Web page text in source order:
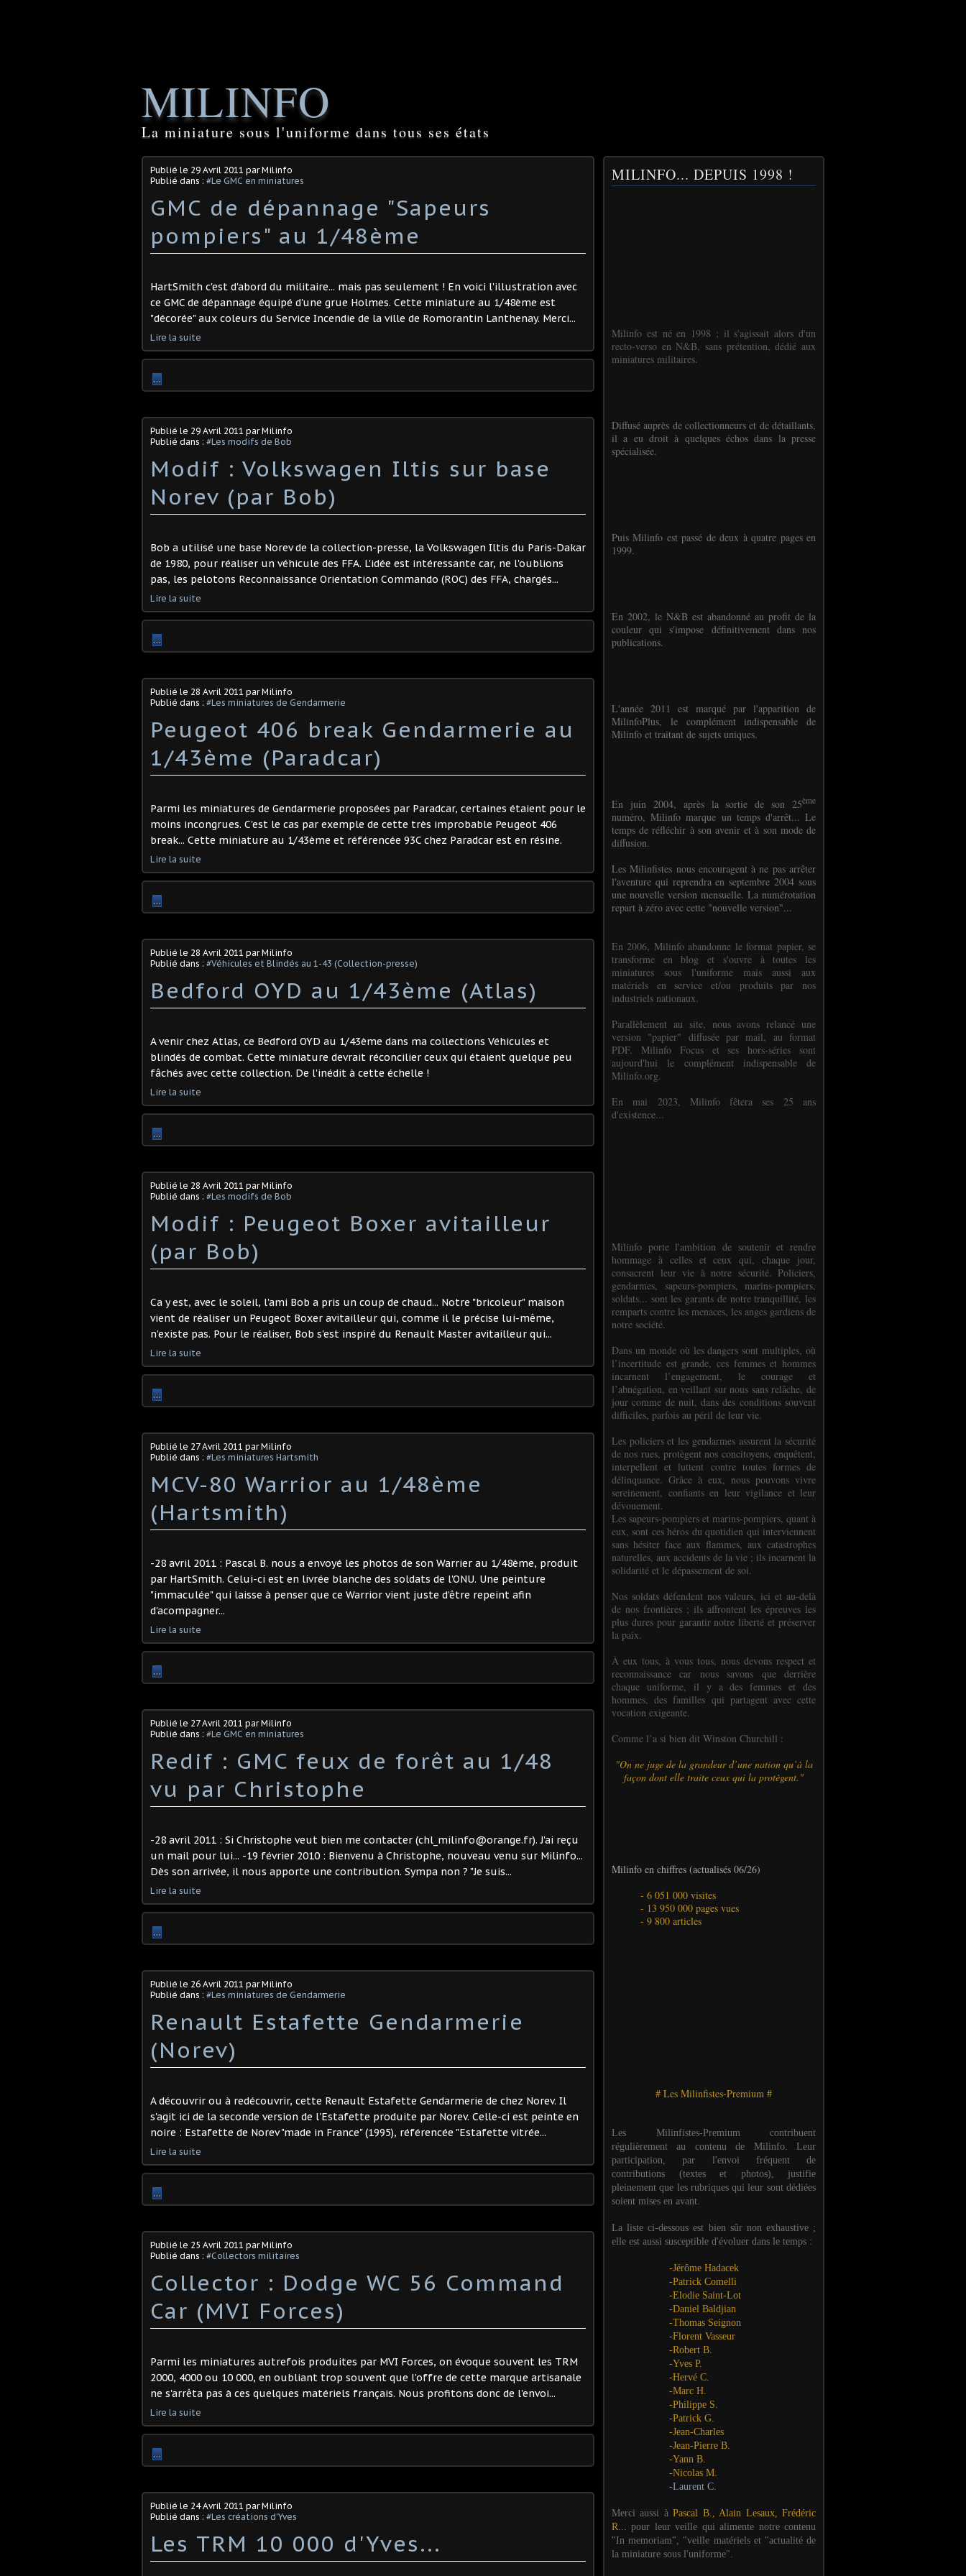
MILINFO
La miniature sous l'uniforme dans tous ses états
Publié le 29 Avril 2011 par Milinfo
Publié dans : #Le GMC en miniatures
GMC de dépannage "Sapeurs
pompiers" au 1/48ème
HartSmith c'est d'abord du militaire... mais pas seulement ! En voici l'illustration avec
ce GMC de dépannage équipé d'une grue Holmes. Cette miniature au 1/48ème est
"décorée" aux coleurs du Service Incendie de la ville de Romorantin Lanthenay. Merci...
Lire la suite
…
Publié le 29 Avril 2011 par Milinfo
Publié dans : #Les modifs de Bob
Modif : Volkswagen Iltis sur base
Norev (par Bob)
Bob a utilisé une base Norev de la collection-presse, la Volkswagen Iltis du Paris-Dakar
de 1980, pour réaliser un véhicule des FFA. L'idée est intéressante car, ne l'oublions
pas, les pelotons Reconnaissance Orientation Commando (ROC) des FFA, chargés...
Lire la suite
…
Publié le 28 Avril 2011 par Milinfo
Publié dans : #Les miniatures de Gendarmerie
Peugeot 406 break Gendarmerie au
1/43ème (Paradcar)
Parmi les miniatures de Gendarmerie proposées par Paradcar, certaines étaient pour le
moins incongrues. C'est le cas par exemple de cette très improbable Peugeot 406
break... Cette miniature au 1/43ème et référencée 93C chez Paradcar est en résine.
Lire la suite
…
Publié le 28 Avril 2011 par Milinfo
Publié dans : #Véhicules et Blindés au 1-43 (Collection-presse)
Bedford OYD au 1/43ème (Atlas)
A venir chez Atlas, ce Bedford OYD au 1/43ème dans ma collections Véhicules et
blindés de combat. Cette miniature devrait réconcilier ceux qui étaient quelque peu
fâchés avec cette collection. De l'inédit à cette échelle !
Lire la suite
…
Publié le 28 Avril 2011 par Milinfo
Publié dans : #Les modifs de Bob
Modif : Peugeot Boxer avitailleur
(par Bob)
Ca y est, avec le soleil, l'ami Bob a pris un coup de chaud... Notre "bricoleur" maison
vient de réaliser un Peugeot Boxer avitailleur qui, comme il le précise lui-même,
n'existe pas. Pour le réaliser, Bob s'est inspiré du Renault Master avitailleur qui...
Lire la suite
…
Publié le 27 Avril 2011 par Milinfo
Publié dans : #Les miniatures Hartsmith
MCV-80 Warrior au 1/48ème
(Hartsmith)
-28 avril 2011 : Pascal B. nous a envoyé les photos de son Warrier au 1/48ème, produit
par HartSmith. Celui-ci est en livrée blanche des soldats de l'ONU. Une peinture
"immaculée" qui laisse à penser que ce Warrior vient juste d'être repeint afin
d'acompagner...
Lire la suite
…
Publié le 27 Avril 2011 par Milinfo
Publié dans : #Le GMC en miniatures
Redif : GMC feux de forêt au 1/48
vu par Christophe
-28 avril 2011 : Si Christophe veut bien me contacter (chl_milinfo@orange.fr). J'ai reçu
un mail pour lui... -19 février 2010 : Bienvenu à Christophe, nouveau venu sur Milinfo...
Dès son arrivée, il nous apporte une contribution. Sympa non ? "Je suis...
Lire la suite
…
Publié le 26 Avril 2011 par Milinfo
Publié dans : #Les miniatures de Gendarmerie
Renault Estafette Gendarmerie
(Norev)
A découvrir ou à redécouvrir, cette Renault Estafette Gendarmerie de chez Norev. Il
s'agit ici de la seconde version de l'Estafette produite par Norev. Celle-ci est peinte en
noire : Estafette de Norev "made in France" (1995), référencée "Estafette vitrée...
Lire la suite
…
Publié le 25 Avril 2011 par Milinfo
Publié dans : #Collectors militaires
Collector : Dodge WC 56 Command
Car (MVI Forces)
Parmi les miniatures autrefois produites par MVI Forces, on évoque souvent les TRM
2000, 4000 ou 10 000, en oubliant trop souvent que l'offre de cette marque artisanale
ne s'arrêta pas à ces quelques matériels français. Nous profitons donc de l'envoi...
Lire la suite
…
Publié le 24 Avril 2011 par Milinfo
Publié dans : #Les créations d'Yves
Les TRM 10 000 d'Yves...
MILINFO... DEPUIS 1998 !
Milinfo est né en 1998 ; il s'agissait alors d'un
recto-verso en N&B, sans prétention, dédié aux
miniatures militaires.
Diffusé auprès de collectionneurs et de détaillants,
il a eu droit à quelques échos dans la presse
spécialisée.
Puis Milinfo est passé de deux à quatre pages en
1999.
En 2002, le N&B est abandonné au profit de la
couleur qui s'impose définitivement dans nos
publications.
L'année 2011 est marqué par l'apparition de
MilinfoPlus, le complément indispensable de
Milinfo et traitant de sujets uniques.
En juin 2004, après la sortie de son 25ème
numéro, Milinfo marque un temps d'arrêt... Le
temps de réfléchir à son avenir et à son mode de
diffusion.
Les Milinfistes nous encouragent à ne pas arrêter
l'aventure qui reprendra en septembre 2004 sous
une nouvelle version mensuelle. La numérotation
repart à zéro avec cette "nouvelle version"...
En 2006, Milinfo abandonne le format papier, se
transforme en blog et s'ouvre à toutes les
miniatures sous l'uniforme mais aussi aux
matériels en service et/ou produits par nos
industriels nationaux.
Parallèlement au site, nous avons relancé une
version "papier" diffusée par mail, au format
PDF. Milinfo Focus et ses hors-séries sont
aujourd'hui le complément indispensable de
Milinfo.org.
En mai 2023, Milinfo fêtera ses 25 ans
d'existence...
Milinfo porte l'ambition de soutenir et rendre
hommage à celles et ceux qui, chaque jour,
consacrent leur vie à notre sécurité. Policiers,
gendarmes, sapeurs-pompiers, marins-pompiers,
soldats... sont les garants de notre tranquillité, les
remparts contre les menaces, les anges gardiens de
notre société.
Dans un monde où les dangers sont multiples, où
l’incertitude est grande, ces femmes et hommes
incarnent l’engagement, le courage et
l’abnégation, en veillant sur nous sans relâche, de
jour comme de nuit, dans des conditions souvent
difficiles, parfois au péril de leur vie.
Les policiers et les gendarmes assurent la sécurité
de nos rues, protègent nos concitoyens, enquêtent,
interpellent et luttent contre toutes formes de
délinquance. Grâce à eux, nous pouvons vivre
sereinement, confiants en leur vigilance et leur
dévouement.
Les sapeurs-pompiers et marins-pompiers, quant à
eux, sont ces héros du quotidien qui interviennent
sans hésiter face aux flammes, aux catastrophes
naturelles, aux accidents de la vie ; ils incarnent la
solidarité et le dépassement de soi.
Nos soldats défendent nos valeurs, ici et au-delà
de nos frontières ; ils affrontent les épreuves les
plus dures pour garantir notre liberté et préserver
la paix.
À eux tous, à vous tous, nous devons respect et
reconnaissance car nous savons que derrière
chaque uniforme, il y a des femmes et des
hommes, des familles qui partagent avec cette
vocation exigeante.
Comme l’a si bien dit Winston Churchill :
"On ne juge de la grandeur d’une nation qu’à la
façon dont elle traite ceux qui la protègent."
Milinfo en chiffres (actualisés 06/26)
- 6 051 000 visites
- 13 950 000 pages vues
- 9 800 articles
# Les Milinfistes-Premium #
Les Milinfistes-Premium contribuent
régulièrement au contenu de Milinfo. Leur
participation, par l'envoi fréquent de
contributions (textes et photos), justifie
pleinement que les rubriques qui leur sont dédiées
soient mises en avant.
La liste ci-dessous est bien sûr non exhaustive ;
elle est aussi susceptible d'évoluer dans le temps :
-Jérôme Hadacek
-Patrick Comelli
-Elodie Saint-Lot
-Daniel Baldjian
-Thomas Seignon
-Florent Vasseur
-Robert B.
-Yves P.
-Hervé C.
-Marc H.
-Philippe S.
-Patrick G.
-Jean-Charles
-Jean-Pierre B.
-Yann B.
-Nicolas M.
-Laurent C.
Merci aussi àPascal B., Alain Lesaux, Frédéric
R...pour leur veille qui alimente notre contenu
"In memoriam", "veille matériels et "actualité de
la miniature sous l'uniforme".